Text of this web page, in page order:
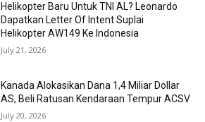
Helikopter Baru Untuk TNI AL? Leonardo
Dapatkan Letter Of Intent Suplai
Helikopter AW149 Ke Indonesia
July 21, 2026
Kanada Alokasikan Dana 1,4 Miliar Dollar
AS, Beli Ratusan Kendaraan Tempur ACSV
July 20, 2026